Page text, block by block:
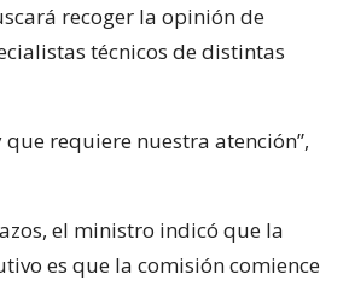
recoger la opinión de
técnicos de distintas
que requiere nuestra atención”,
el ministro indicó que la
es que la comisión comience